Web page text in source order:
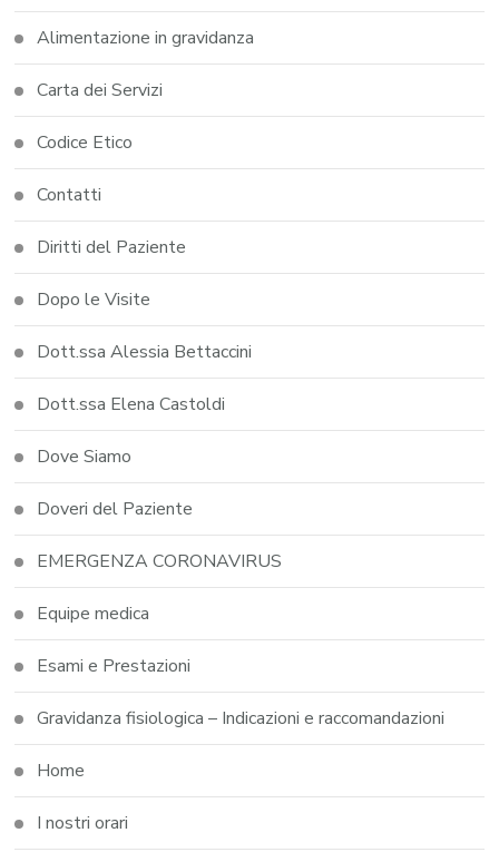
Alimentazione in gravidanza
Carta dei Servizi
Codice Etico
Contatti
Diritti del Paziente
Dopo le Visite
Dott.ssa Alessia Bettaccini
Dott.ssa Elena Castoldi
Dove Siamo
Doveri del Paziente
EMERGENZA CORONAVIRUS
Equipe medica
Esami e Prestazioni
Gravidanza fisiologica – Indicazioni e raccomandazioni
Home
I nostri orari